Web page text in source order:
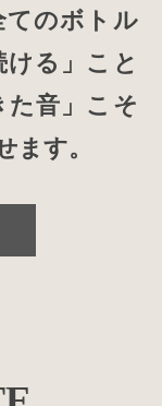
てのボトル
る」こと
た音」こそ
ます。